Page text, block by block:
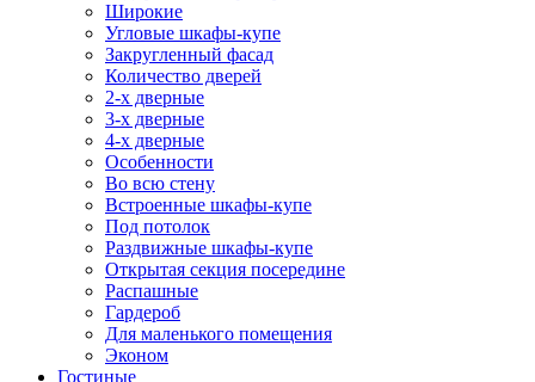
Широкие
Угловые шкафы-купе
Закругленный фасад
Количество дверей
2-х дверные
3-х дверные
4-х дверные
Особенности
Во всю стену
Встроенные шкафы-купе
Под потолок
Раздвижные шкафы-купе
Открытая секция посередине
Распашные
Гардероб
Для маленького помещения
Эконом
Гостиные